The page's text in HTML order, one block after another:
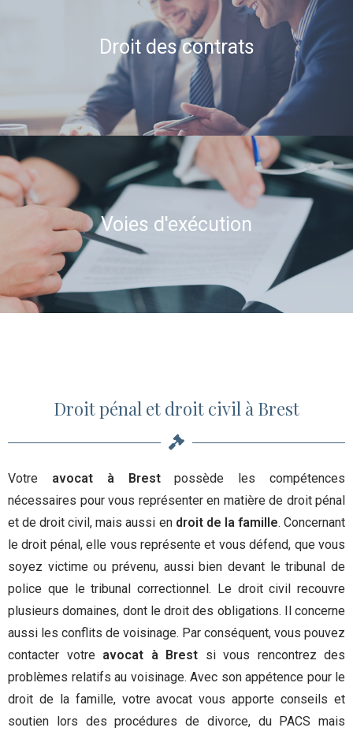
Droit des contrats
Voies d'exécution
Droit pénal et droit civil à Brest
Votre avocat à Brestpossède les compétences
nécessaires pour vous représenter en matière de droit pénal
et de droit civil, mais aussi en droit de la famille. Concernant
le droit pénal, elle vous représente et vous défend, que vous
soyez victime ou prévenu, aussi bien devant le tribunal de
police que le tribunal correctionnel. Le droit civil recouvre
plusieurs domaines, dont le droit des obligations. Il concerne
aussi les conflits de voisinage. Par conséquent, vous pouvez
contacter votre avocat à Brest si vous rencontrez des
problèmes relatifs au voisinage. Avec son appétence pour le
droit de la famille, votre avocat vous apporte conseils et
soutien lors des procédures de divorce, du PACS mais